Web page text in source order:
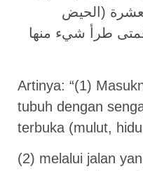
(الحيض
طرأ شيء منها
Artinya: “(1)
tubuh dengan
terbuka (mulut,
(2) melalui jalan